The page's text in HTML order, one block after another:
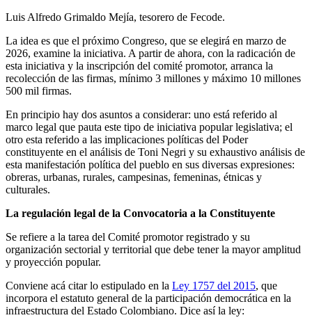
Luis Alfredo Grimaldo Mejía, tesorero de Fecode.
La idea es que el próximo Congreso, que se elegirá en marzo de
2026, examine la iniciativa. A partir de ahora, con la radicación de
esta iniciativa y la inscripción del comité promotor, arranca la
recolección de las firmas, mínimo 3 millones y máximo 10 millones
500 mil firmas.
En principio hay dos asuntos a considerar: uno está referido al
marco legal que pauta este tipo de iniciativa popular legislativa; el
otro esta referido a las implicaciones políticas del Poder
constituyente en el análisis de Toni Negri y su exhaustivo análisis de
esta manifestación política del pueblo en sus diversas expresiones:
obreras, urbanas, rurales, campesinas, femeninas, étnicas y
culturales.
La regulación legal de la Convocatoria a la Constituyente
Se refiere a la tarea del Comité promotor registrado y su
organización sectorial y territorial que debe tener la mayor amplitud
y proyección popular.
Conviene acá citar lo estipulado en la Ley 1757 del 2015, que
incorpora el estatuto general de la participación democrática en la
infraestructura del Estado Colombiano. Dice así la ley: